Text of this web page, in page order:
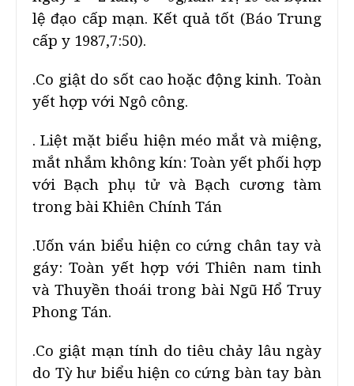
lệ đạo cấp mạn. Kết quả tốt (Báo Trung
cấp y 1987,7:50).
.Co giật do sốt cao hoặc động kinh. Toàn
yết hợp với Ngô công.
. Liệt mặt biểu hiện méo mắt và miệng,
mắt nhắm không kín: Toàn yết phối hợp
với Bạch phụ tử và Bạch cương tàm
trong bài Khiên Chính Tán
.Uốn ván biểu hiện co cứng chân tay và
gáy: Toàn yết hợp với Thiên nam tinh
và Thuyền thoái trong bài Ngũ Hổ Truy
Phong Tán.
.Co giật mạn tính do tiêu chảy lâu ngày
do Tỳ hư biểu hiện co cứng bàn tay bàn